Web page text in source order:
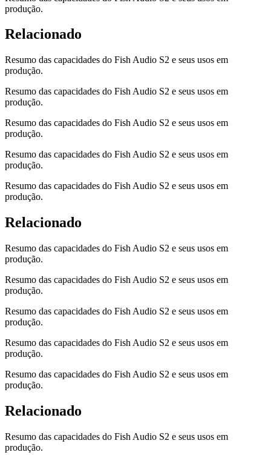
produção.
Relacionado
Resumo das capacidades do Fish Audio S2 e seus usos em
produção.
Resumo das capacidades do Fish Audio S2 e seus usos em
produção.
Resumo das capacidades do Fish Audio S2 e seus usos em
produção.
Resumo das capacidades do Fish Audio S2 e seus usos em
produção.
Resumo das capacidades do Fish Audio S2 e seus usos em
produção.
Relacionado
Resumo das capacidades do Fish Audio S2 e seus usos em
produção.
Resumo das capacidades do Fish Audio S2 e seus usos em
produção.
Resumo das capacidades do Fish Audio S2 e seus usos em
produção.
Resumo das capacidades do Fish Audio S2 e seus usos em
produção.
Resumo das capacidades do Fish Audio S2 e seus usos em
produção.
Relacionado
Resumo das capacidades do Fish Audio S2 e seus usos em
produção.